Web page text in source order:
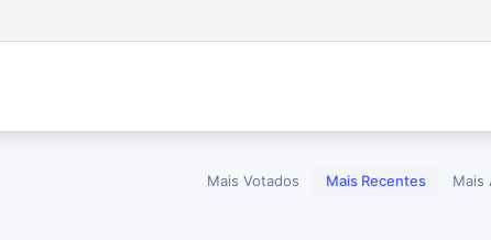
Mais Votados Mais Recentes Mais